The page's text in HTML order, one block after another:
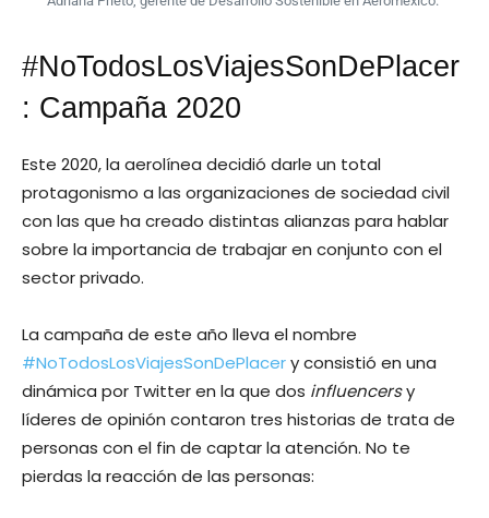
#NoTodosLosViajesSonDePlacer
: Campaña 2020
Este 2020, la aerolínea decidió darle un total
protagonismo a las organizaciones de sociedad civil
con las que ha creado distintas alianzas para hablar
sobre la importancia de trabajar en conjunto con el
sector privado.
La campaña de este año lleva el nombre
#NoTodosLosViajesSonDePlacery consistió en una
dinámica por Twitter en la que dos influencersy
líderes de opinión contaron tres historias de trata de
personas con el fin de captar la atención. No te
pierdas la reacción de las personas: